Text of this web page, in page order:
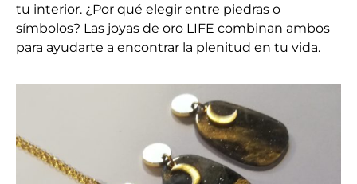
tu interior. ¿Por qué elegir entre piedras o
símbolos? Las joyas de oro LIFE combinan ambos
para ayudarte a encontrar la plenitud en tu vida.